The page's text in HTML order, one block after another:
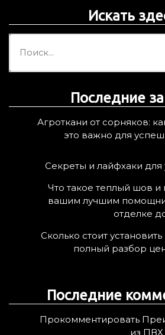
Искать
й
Последние
Агроткани от сорняков:
это важно для
Секреты и лайфхаки
Что такое теплый шов и
вашим лучшим
отделке
Сколько стоит
полный разбор
Последние
Прокомментировать
из ПВХ